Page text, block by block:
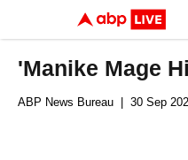
'Manike Mage
ABP News Bureau | 30 Sep